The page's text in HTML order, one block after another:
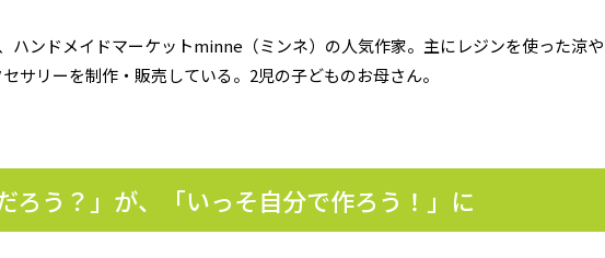
ハンドメイドマーケットminne（ミンネ）の人気作家。主にレジンを使った涼
サリーを制作・販売している。2児の子どものお母さん。
ろう？」が、「いっそ自分で作ろう！」に